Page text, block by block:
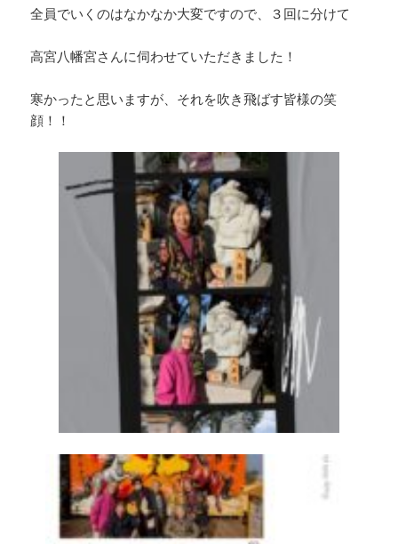
全員でいくのはなかなか大変ですので、３回に分けて
高宮八幡宮さんに伺わせていただきました！
寒かったと思いますが、それを吹き飛ばす皆様の笑
顔！！